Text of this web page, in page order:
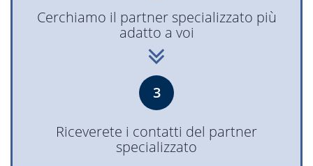
Cerchiamo il partner specializzato più
adatto a voi
3
Riceverete i contatti del partner
specializzato